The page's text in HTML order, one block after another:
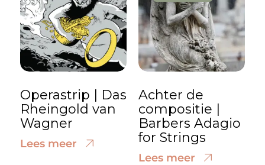
Operastrip | Das
Rheingold van
Wagner
Lees meer
Achter de
compositie |
Barbers Adagio
for Strings
Lees meer